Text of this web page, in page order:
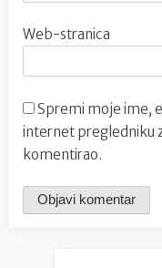
Web-stranica
Spremi moje ime,
internet pregledniku
komentirao.